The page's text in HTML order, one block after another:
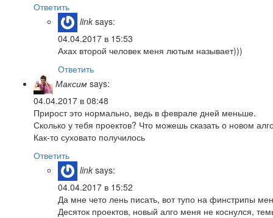
Ответить
link says:
04.04.2017 в 15:53
Ахах второй человек меня лютым называет)))
Ответить
Максим says:
04.04.2017 в 08:48
Прирост это нормально, ведь в феврале дней меньше.
Сколько у тебя проектов? Что можешь сказать о новом
Как-то суховато получилось
Ответить
link says:
04.04.2017 в 15:52
Да мне чето лень писать, вот тупо на финстрипы
Десяток проектов, новый алго меня не коснулся,